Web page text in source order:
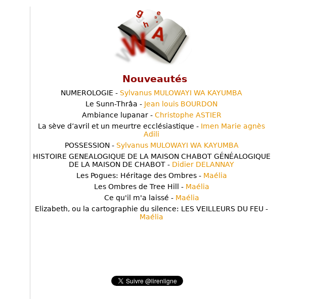
Nouveautés
NUMEROLOGIE - Sylvanus MULOWAYI WA KAYUMBA
Le Sunn-Thrâa - Jean louis BOURDON
Ambiance lupanar - Christophe ASTIER
La sève d’avril et un meurtre ecclésiastique - Imen Marie agnès
Adili
POSSESSION - Sylvanus MULOWAYI WA KAYUMBA
HISTOIRE GENEALOGIQUE DE LA MAISON CHABOT GÉNÉALOGIQUE
DE LA MAISON DE CHABOT - Didier DELANNAY
Les Pogues: Héritage des Ombres - Maélia
Les Ombres de Tree Hill - Maélia
Ce qu'il m'a laissé - Maélia
Elizabeth, ou la cartographie du silence: LES VEILLEURS DU FEU -
Maélia